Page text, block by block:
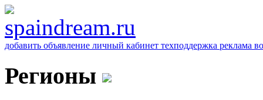
добавить объявление личный кабинет техподдержка реклама
Регионы